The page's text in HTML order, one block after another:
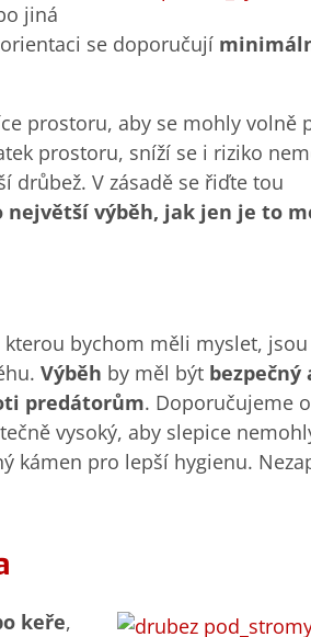
jiná
se doporučují
prostoru, aby se mohly volně
prostoru, sníží se i riziko
drůbež. V zásadě se řiďte tou
největší výběh, jak jen je to
kterou bychom měli myslet,
Výběh by měl být bezpečný
predátorům. Doporučujeme
vysoký, aby slepice
kámen pro lepší hygienu.
keře,